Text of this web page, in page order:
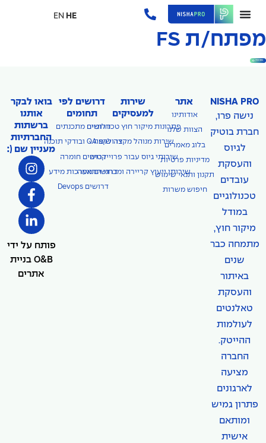
מפתח/ת FS
בואו נכיר
בואו לבקר
אותנו
ברשתות
החברתיות
מעניין שם (:
פותח על ידי
O&B בניית
אתרים
דרושים לפי
תחומים
דרושים מתכנתים
דרושים QA ובודקי תוכנה
דרושים חומרה
דרושים מערכות מידע
דרושים Devops
שירות
למעסיקים
פתרונות מיקור חוץ טכנולוגיים
שירות מנוהל מקצה לקצה
שירותי גיוס עבור פרוייקטים
שירותי ייעוץ קריירה ומבחני התאמה
אתר
אודותינו
הצוות שלנו
בלוג מאמרים
מדיניות פרטיות
תקנון ותנאי שימוש
חיפוש משרות
NISHA PRO
נישה פרו,
חברת בוטיק
לגיוס
והעסקת
עובדים
טכנולוגיים
במודל
מיקור חוץ,
מתמחה כבר
שנים
באיתור
והעסקת
טאלנטים
לעולמות
ההייטק.
החברה
מציעה
לארגונים
פתרון גמיש
ומותאם
אישית
EN HE